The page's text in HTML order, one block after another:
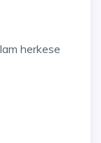
herkese